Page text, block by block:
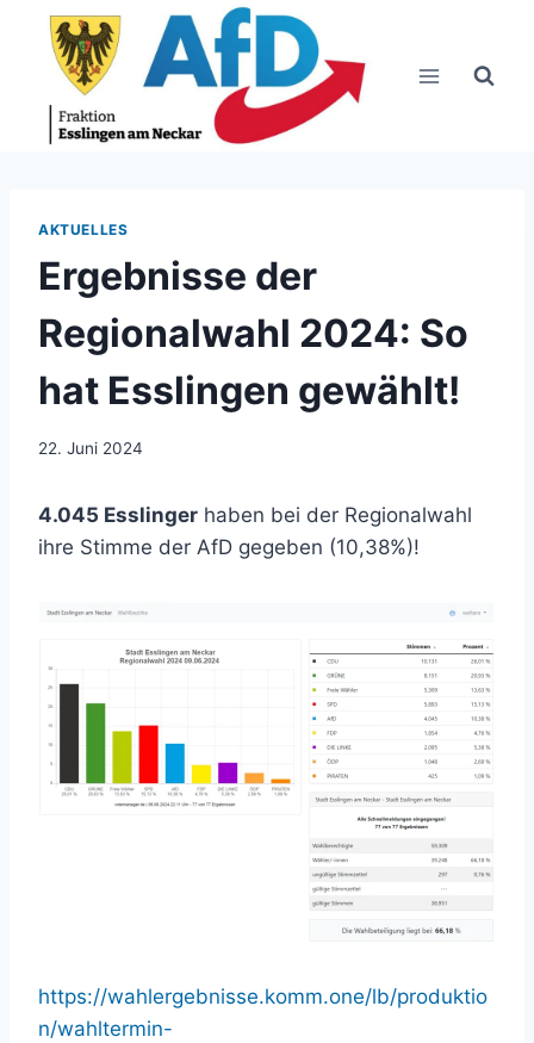
springen
AKTUELLES
Ergebnisse der
Regionalwahl 2024: So
hat Esslingen gewählt!
22. Juni 2024
4.045 Esslinger haben bei der Regionalwahl
ihre Stimme der AfD gegeben (10,38%)!
https://wahlergebnisse.komm.one/lb/produktio
n/wahltermin-